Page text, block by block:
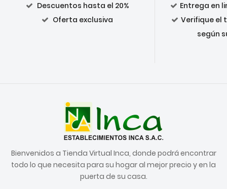
Descuentos hasta el 20%
Oferta exclusiva
Entrega en
Verifique el
según
Bienvenidos a Tienda Virtual Inca, donde podrá encontrar
todo lo que necesita para su hogar al mejor precio y en la
puerta de su casa.